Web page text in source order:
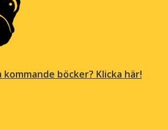
böcker? Klicka här!